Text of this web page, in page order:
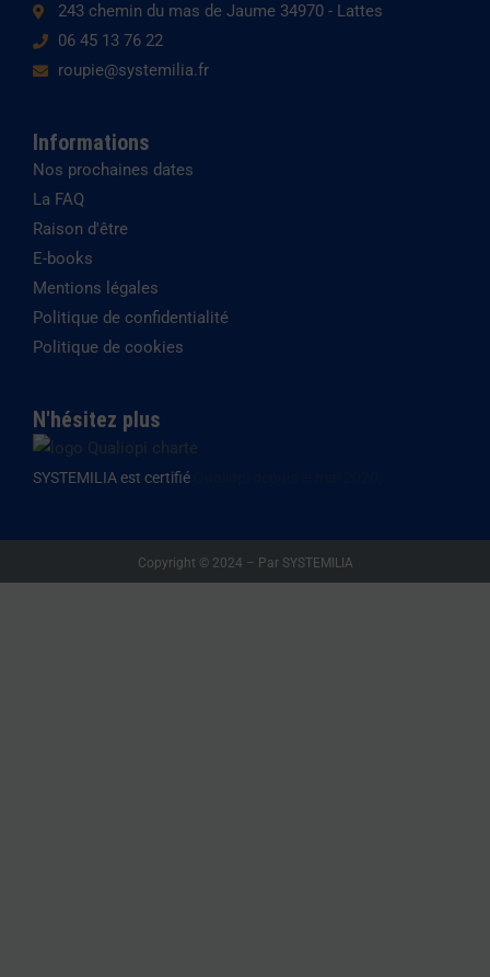
243 chemin du mas de Jaume 34970 - Lattes
06 45 13 76 22
roupie@systemilia.fr
Informations
Nos prochaines dates
La FAQ
Raison d'être
E-books
Mentions légales
Politique de confidentialité
Politique de cookies
N'hésitez plus
SYSTEMILIA est certifié
Copyright © 2024 – Par SYSTEMILIA